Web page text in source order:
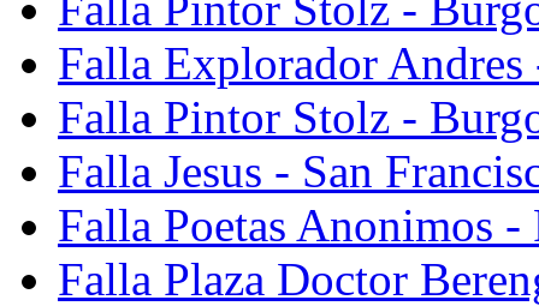
Falla Explorador Andres
Falla Pintor Stolz -
Falla Jesus - San
Falla Poetas Anonimos
Falla Plaza Doctor